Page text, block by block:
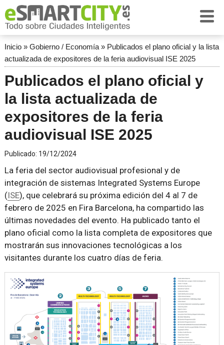
Inicio» Gobierno / Economía» Publicados el plano oficial y la lista
actualizada de expositores de la feria audiovisual ISE 2025
Publicados el plano oficial y
la lista actualizada de
expositores de la feria
audiovisual ISE 2025
Publicado: 19/12/2024
La feria del sector audiovisual profesional y de
integración de sistemas Integrated Systems Europe
(ISE), que celebrará su próxima edición del 4 al 7 de
febrero de 2025 en Fira Barcelona, ha compartido las
últimas novedades del evento. Ha publicado tanto el
plano oficial como la lista completa de expositores que
mostrarán sus innovaciones tecnológicas a los
visitantes durante los cuatro días de feria.